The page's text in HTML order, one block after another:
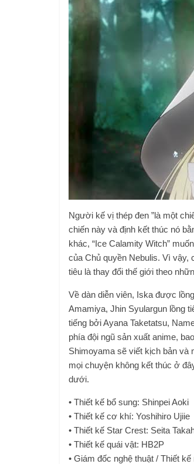
Người kế vị thép đen ”là một
chiến này và định kết thúc nó
khác, “Ice Calamity Witch”
của Chủ quyền Nebulis. Vì
tiêu là thay đổi thế giới theo
Về dàn diễn viên, Iska được
Amamiya, Jhin Syulargun lồng
tiếng bởi Ayana Taketatsu,
phía đội ngũ sản xuất anime,
Shimoyama sẽ viết kịch bản và
mọi chuyện không kết thúc ở
dưới.
• Thiết kế bổ sung: Shinpei Aoki
• Thiết kế cơ khí: Yoshihiro Ujiie
• Thiết kế Star Crest: Seita
• Thiết kế quái vật: HB2P
• Giám đốc nghệ thuật / Thiết